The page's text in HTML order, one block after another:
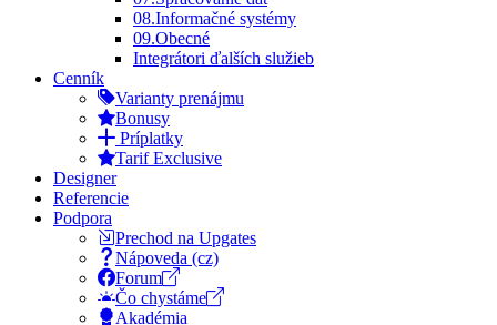
08.Informačné systémy
09.Obecné
Integrátori ďalších služieb
Cenník
Varianty prenájmu
Bonusy
Príplatky
Tarif Exclusive
Designer
Referencie
Podpora
Prechod na Upgates
Nápoveda (cz)
Forum
Čo chystáme
Akadémia